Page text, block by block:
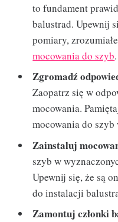
to fundament
balustrad. Upewnij
pomiary,
mocowania do szyb.
Zgromadź
Zaopatrz się w
mocowania.
mocowania do
Zainstaluj
szyb w
Upewnij się, że są
do instalacji
Zamontuj członki